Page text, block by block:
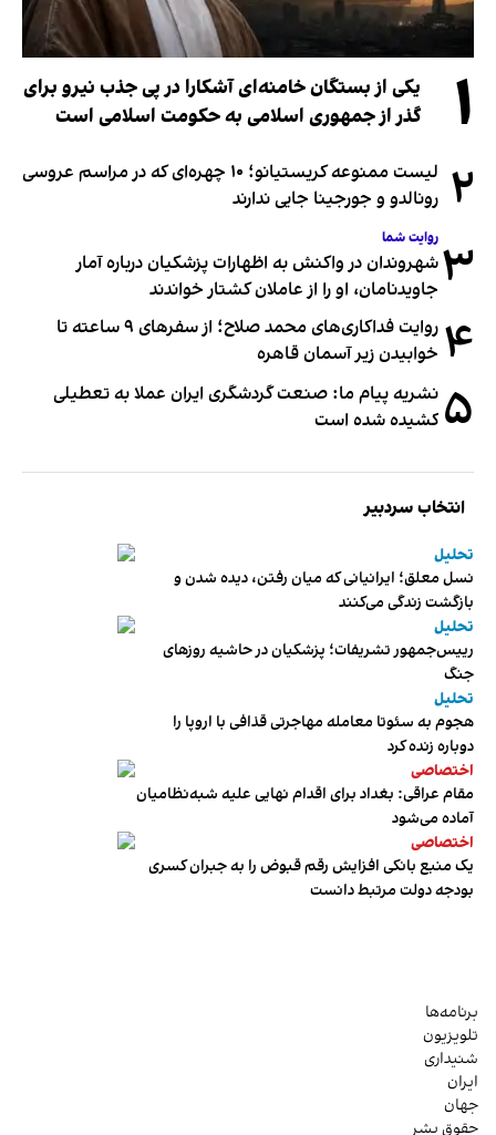
۱
یکی از بستگان خامنه‌ای آشکارا در پی جذب نیرو برای
گذر از جمهوری اسلامی به حکومت اسلامی است
۲
لیست ممنوعه کریستیانو؛ ۱۰ چهره‌ای که در مراسم عروسی
رونالدو و جورجینا جایی ندارند
۳ روایت شما
شهروندان در واکنش به اظهارات پزشکیان درباره آمار
جاویدنامان، او را از عاملان کشتار خواندند
۴
روایت فداکاری‌های محمد صلاح؛ از سفرهای ۹ ساعته تا
خوابیدن زیر آسمان قاهره
۵ نشریه پیام ما: صنعت گردشگری ایران عملا به تعطیلی
کشیده شده است
انتخاب سردبیر
تحلیل
نسل معلق؛ ایرانیانی که میان رفتن، دیده شدن و
بازگشت زندگی می‌کنند
تحلیل
رییس‌جمهور تشریفات؛ پزشکیان در حاشیه روزهای
جنگ
تحلیل
هجوم به سئوتا معامله مهاجرتی قذافی با اروپا را
دوباره زنده کرد
اختصاصی
مقام عراقی: بغداد برای اقدام نهایی علیه شبه‌نظامیان
آماده می‌شود
اختصاصی
یک منبع بانکی افزایش رقم قبوض را به جبران کسری
بودجه دولت مرتبط دانست
برنامه‌ها
تلویزیون
شنیداری
ایران
جهان
حقوق بشر